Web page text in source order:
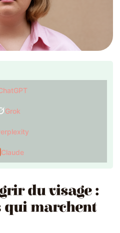
Grok
Claude
du visage :
qui marchent